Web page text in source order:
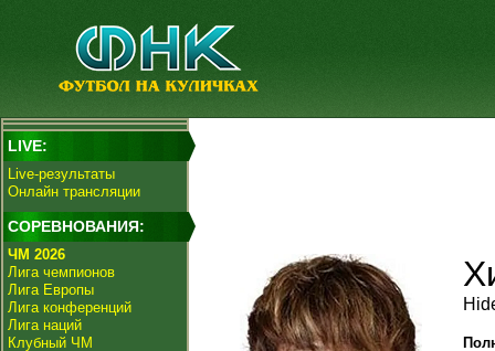
LIVE:
Live-результаты
Онлайн трансляции
СОРЕВНОВАНИЯ:
ЧМ 2026
Лига чемпионов
Лига Европы
Лига конференций
Лига наций
Клубный ЧМ